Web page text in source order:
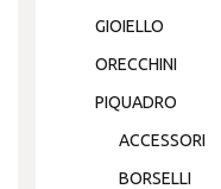
GIOIELLO
ORECCHINI
PIQUADRO
ACCESSORI
BORSELLI